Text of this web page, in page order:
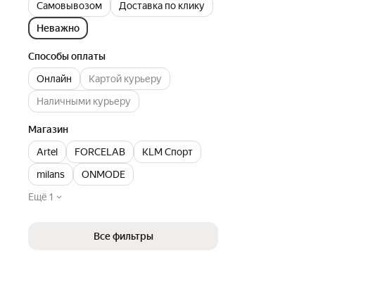
Самовывозом
Доставка по клику
Неважно
Способы оплаты
Онлайн
Картой курьеру
Наличными курьеру
Магазин
Artel
FORCELAB
KLM Спорт
milans
ONMODE
Ещё 1
Все фильтры